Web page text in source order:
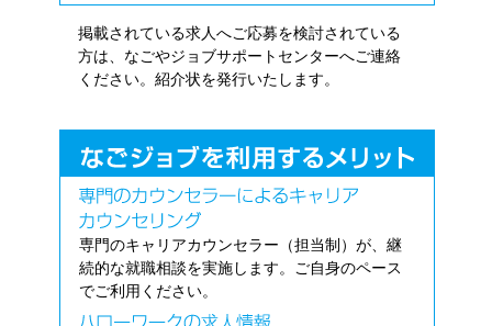
掲載されている求人へご応募を検討されている
方は、なごやジョブサポートセンターへご連絡
ください。紹介状を発行いたします。
専門のキャリアカウンセラー（担当制）が、継
続的な就職相談を実施します。ご自身のペース
でご利用ください。